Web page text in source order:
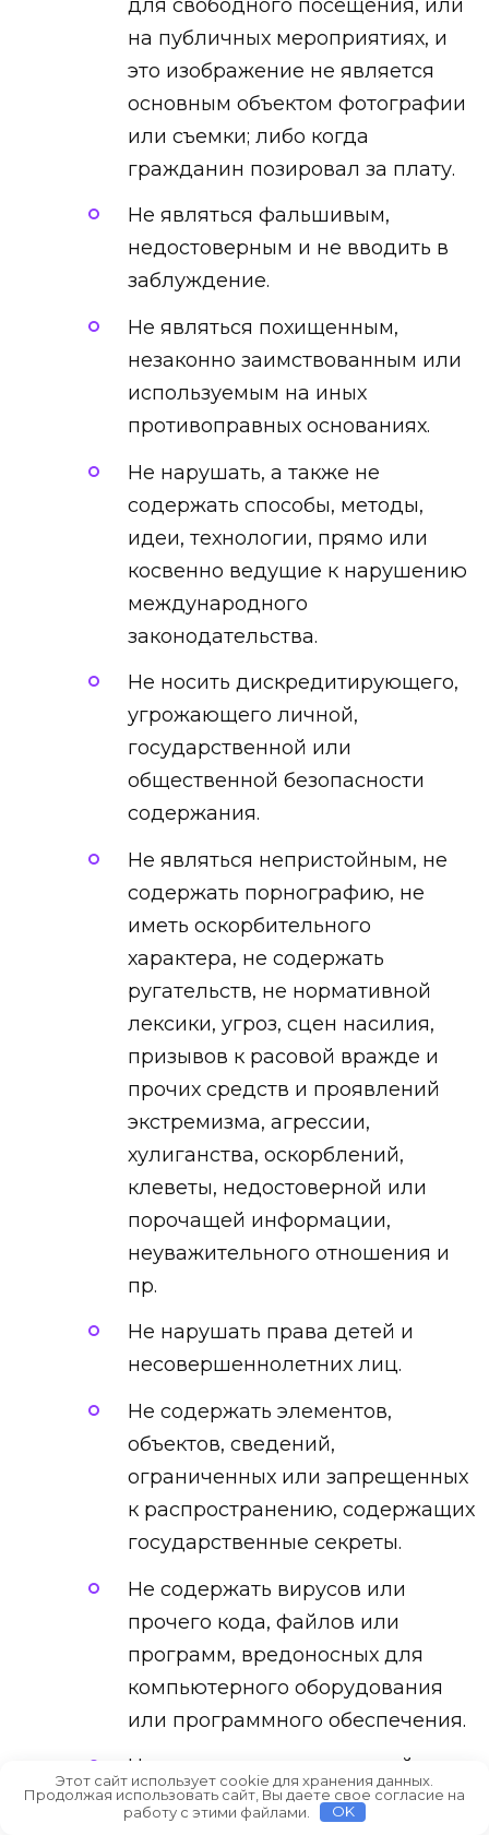
для свободного посещения, или
на публичных мероприятиях, и
это изображение не является
основным объектом фотографии
или съемки; либо когда
гражданин позировал за плату.
Не являться фальшивым,
недостоверным и не вводить в
заблуждение.
Не являться похищенным,
незаконно заимствованным или
используемым на иных
противоправных основаниях.
Не нарушать, а также не
содержать способы, методы,
идеи, технологии, прямо или
косвенно ведущие к нарушению
международного
законодательства.
Не носить дискредитирующего,
угрожающего личной,
государственной или
общественной безопасности
содержания.
Не являться непристойным, не
содержать порнографию, не
иметь оскорбительного
характера, не содержать
ругательств, не нормативной
лексики, угроз, сцен насилия,
призывов к расовой вражде и
прочих средств и проявлений
экстремизма, агрессии,
хулиганства, оскорблений,
клеветы, недостоверной или
порочащей информации,
неуважительного отношения и
пр.
Не нарушать права детей и
несовершеннолетних лиц.
Не содержать элементов,
объектов, сведений,
ограниченных или запрещенных
к распространению, содержащих
государственные секреты.
Не содержать вирусов или
прочего кода, файлов или
программ, вредоносных для
компьютерного оборудования
или программного обеспечения.
Не содержать ограничений прав
на использование Собственного
Этот сайт использует cookie для хранения данных.
Продолжая использовать сайт, Вы даете свое согласие на
работу с этими файлами.
OK